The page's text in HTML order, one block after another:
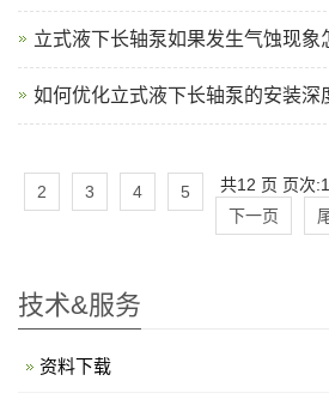
立式液下长轴泵如果发生气蚀现象
如何优化立式液下长轴泵的安装深
共12 页 页次
2 3 4
5
下一页
技术&服务
资料下载